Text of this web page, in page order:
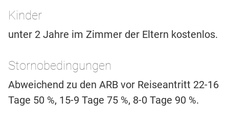
Kinder
unter 2 Jahre im Zimmer der Eltern kostenlos.
Stornobedingungen
Abweichend zu den ARB vor Reiseantritt 22-16
Tage 50 %, 15-9 Tage 75 %, 8-0 Tage 90 %.